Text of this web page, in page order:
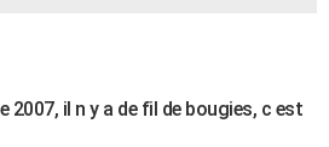
2007, il n y a de fil de bougies, c est